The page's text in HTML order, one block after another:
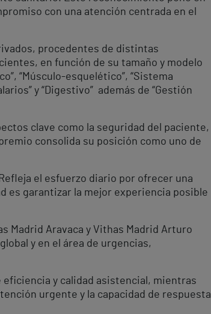
con una atención centrada en el
procedentes de distintas
en función de su tamaño y modelo
“Músculo-esquelético”, “Sistema
y “Digestivo” además de “Gestión
clave como la seguridad del paciente,
consolida su posición como uno de
el esfuerzo diario por ofrecer una
es garantizar la mejor experiencia posible
Madrid Aravaca y Vithas Madrid Arturo
y en el área de urgencias,
y calidad asistencial, mientras
urgente y la capacidad de respuesta